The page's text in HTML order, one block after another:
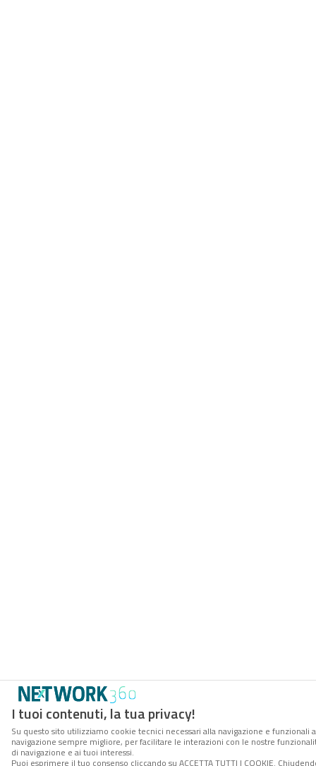
I tuoi contenuti, la tua privacy!
Su questo sito utilizziamo cookie tecnici necessari alla navigazione e
navigazione sempre migliore, per facilitare le interazioni con le nostre
di navigazione e ai tuoi interessi.
Puoi esprimere il tuo consenso cliccando su ACCETTA TUTTI I COOKIE.